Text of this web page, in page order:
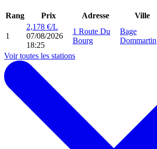
Rang Prix Adresse Ville
1
2,178 €/L
07/08/2026
18:25
1 Route Du
Bourg
Bage
Dommartin
Voir toutes les stations